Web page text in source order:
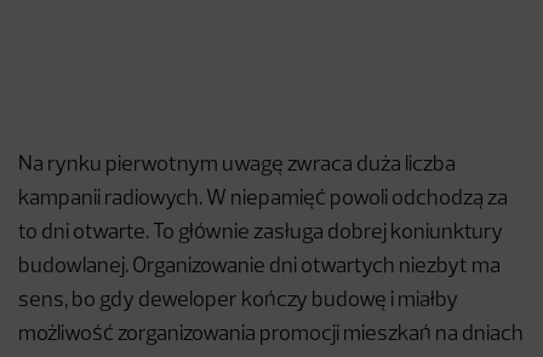
Na rynku pierwotnym uwagę zwraca duża liczba
kampanii radiowych. W niepamięć powoli odchodzą za
to dni otwarte. To głównie zasługa dobrej koniunktury
budowlanej. Organizowanie dni otwartych niezbyt ma
sens, bo gdy deweloper kończy budowę i miałby
możliwość zorganizowania promocji mieszkań na dniach